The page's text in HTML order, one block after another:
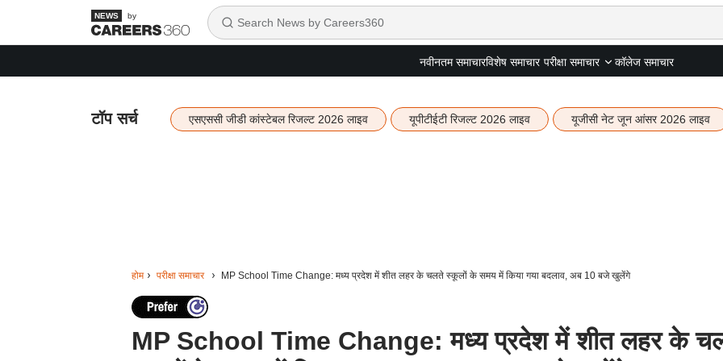
by
नवीनतम समाचारविशेष समाचार परीक्षा समाचार कॉलेज समाचार
टॉप सर्च एसएससी जीडी कांस्टेबल रिजल्ट 2026 लाइव यूपीटीईटी रिजल्ट 2026 लाइव यूजीसी नेट जून आंसर 2026 लाइव
होम परीक्षा समाचार MP School Time Change: मध्य प्रदेश में शीत लहर के चलते स्कूलों के समय में किया गया बदलाव, अब 10 बजे खुलेंगे
MP School Time Change: मध्य प्रदेश में शीत लहर के